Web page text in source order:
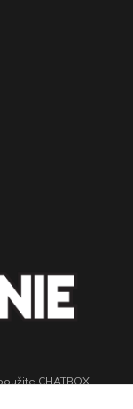
CHATBOX